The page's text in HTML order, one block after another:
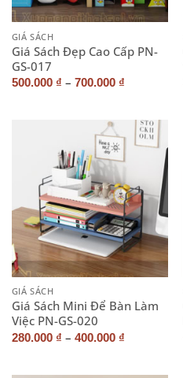
GIÁ SÁCH
Giá Sách Đẹp Cao Cấp PN-
GS-017
500.000 ₫ – 700.000 ₫
GIÁ SÁCH
Giá Sách Mini Để Bàn Làm
Việc PN-GS-020
280.000 ₫ – 400.000 ₫